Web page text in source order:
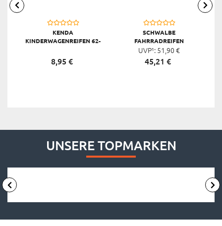
KENDA
KINDERWAGENREIFEN 62-
8,95 €
SCHWALBE
FAHRRADREIFEN
MARATHON E-PLUS SMART
DUALGUARD E-50, 28 X 1,50
UVP¹: 51,90 €
45,21 €
UNSERE TOPMARKEN